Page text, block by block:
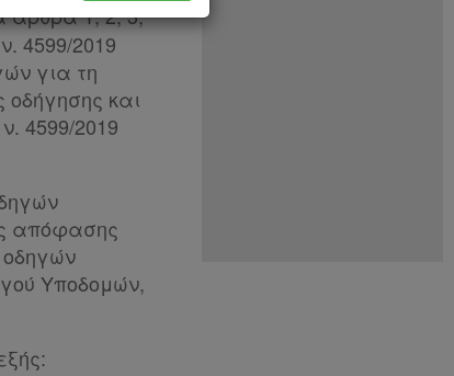
άρθρα 1, 2, 3,
4599/2019
για τη
και
4599/2019
απόφασης
οδηγών
Υποδομών,